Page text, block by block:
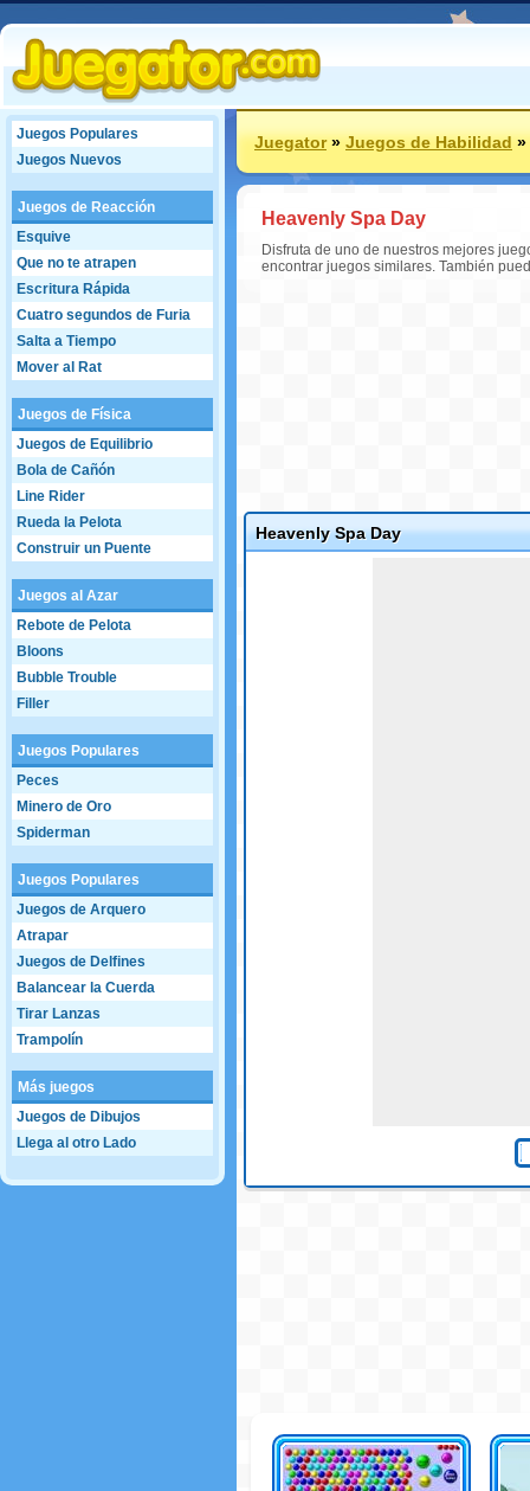
Juegos Populares
Juegos Nuevos
Juegos de Reacción
Esquive
Que no te atrapen
Escritura Rápida
Cuatro segundos de Furia
Salta a Tiempo
Mover al Rat
Juegos de Física
Juegos de Equilibrio
Bola de Cañón
Line Rider
Rueda la Pelota
Construir un Puente
Juegos al Azar
Rebote de Pelota
Bloons
Bubble Trouble
Filler
Juegos Populares
Peces
Minero de Oro
Spiderman
Juegos Populares
Juegos de Arquero
Atrapar
Juegos de Delfines
Balancear la Cuerda
Tirar Lanzas
Trampolín
Más juegos
Juegos de Dibujos
Llega al otro Lado
Juegator»Juegos de Habilidad»
Heavenly Spa Day
Disfruta de uno de nuestros mejores
encontrar juegos similares. También
Heavenly Spa Day